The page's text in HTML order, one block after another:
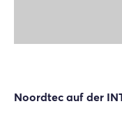
Noordtec auf der